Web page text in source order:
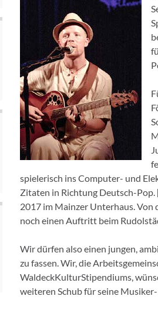
spielerisch ins Computer- und
Zitaten in Richtung Deutsch-Pop.
2017 im Mainzer Unterhaus. Von
noch einen Auftritt beim
Wir dürfen also einen jungen,
zu fassen. Wir, die
WaldeckKulturStipendiums,
weiteren Schub für seine